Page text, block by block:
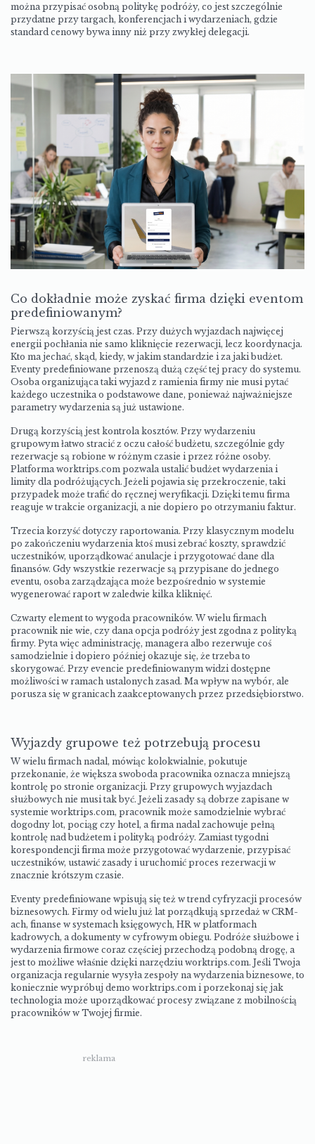
można przypisać osobną politykę podróży, co jest szczególnie
przydatne przy targach, konferencjach i wydarzeniach, gdzie
standard cenowy bywa inny niż przy zwykłej delegacji.
Co dokładnie może zyskać firma dzięki eventom
predefiniowanym?
Pierwszą korzyścią jest czas. Przy dużych wyjazdach najwięcej
energii pochłania nie samo kliknięcie rezerwacji, lecz koordynacja.
Kto ma jechać, skąd, kiedy, w jakim standardzie i za jaki budżet.
Eventy predefiniowane przenoszą dużą część tej pracy do systemu.
Osoba organizująca taki wyjazd z ramienia firmy nie musi pytać
każdego uczestnika o podstawowe dane, ponieważ najważniejsze
parametry wydarzenia są już ustawione.
Drugą korzyścią jest kontrola kosztów. Przy wydarzeniu
grupowym łatwo stracić z oczu całość budżetu, szczególnie gdy
rezerwacje są robione w różnym czasie i przez różne osoby.
Platforma worktrips.com pozwala ustalić budżet wydarzenia i
limity dla podróżujących. Jeżeli pojawia się przekroczenie, taki
przypadek może trafić do ręcznej weryfikacji. Dzięki temu firma
reaguje w trakcie organizacji, a nie dopiero po otrzymaniu faktur.
Trzecia korzyść dotyczy raportowania. Przy klasycznym modelu
po zakończeniu wydarzenia ktoś musi zebrać koszty, sprawdzić
uczestników, uporządkować anulacje i przygotować dane dla
finansów. Gdy wszystkie rezerwacje są przypisane do jednego
eventu, osoba zarządzająca może bezpośrednio w systemie
wygenerować raport w zaledwie kilka kliknięć.
Czwarty element to wygoda pracowników. W wielu firmach
pracownik nie wie, czy dana opcja podróży jest zgodna z polityką
firmy. Pyta więc administrację, managera albo rezerwuje coś
samodzielnie i dopiero później okazuje się, że trzeba to
skorygować. Przy evencie predefiniowanym widzi dostępne
możliwości w ramach ustalonych zasad. Ma wpływ na wybór, ale
porusza się w granicach zaakceptowanych przez przedsiębiorstwo.
Wyjazdy grupowe też potrzebują procesu
W wielu firmach nadal, mówiąc kolokwialnie, pokutuje
przekonanie, że większa swoboda pracownika oznacza mniejszą
kontrolę po stronie organizacji. Przy grupowych wyjazdach
służbowych nie musi tak być. Jeżeli zasady są dobrze zapisane w
systemie worktrips.com, pracownik może samodzielnie wybrać
dogodny lot, pociąg czy hotel, a firma nadal zachowuje pełną
kontrolę nad budżetem i polityką podróży. Zamiast tygodni
korespondencji firma może przygotować wydarzenie, przypisać
uczestników, ustawić zasady i uruchomić proces rezerwacji w
znacznie krótszym czasie.
Eventy predefiniowane wpisują się też w trend cyfryzacji procesów
biznesowych. Firmy od wielu już lat porządkują sprzedaż w CRM-
ach, finanse w systemach księgowych, HR w platformach
kadrowych, a dokumenty w cyfrowym obiegu. Podróże służbowe i
wydarzenia firmowe coraz częściej przechodzą podobną drogę, a
jest to możliwe właśnie dzięki narzędziu worktrips.com. Jeśli Twoja
organizacja regularnie wysyła zespoły na wydarzenia biznesowe, to
koniecznie wypróbuj demo worktrips.com i porzekonaj się jak
technologia może uporządkować procesy związane z mobilnością
pracowników w Twojej firmie.
reklama